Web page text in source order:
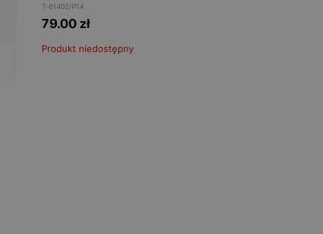
T-61402/P14
79.00 zł
Produkt niedostępny